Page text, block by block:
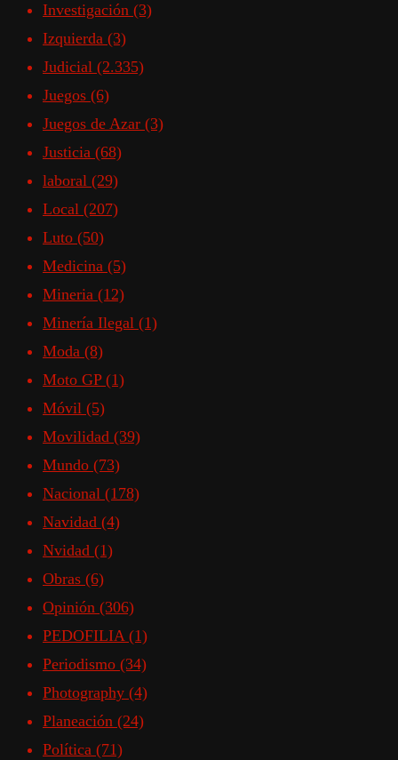
Investigación (3)
Izquierda (3)
Judicial (2.335)
Juegos (6)
Juegos de Azar (3)
Justicia (68)
laboral (29)
Local (207)
Luto (50)
Medicina (5)
Mineria (12)
Minería Ilegal (1)
Moda (8)
Moto GP (1)
Móvil (5)
Movilidad (39)
Mundo (73)
Nacional (178)
Navidad (4)
Nvidad (1)
Obras (6)
Opinión (306)
PEDOFILIA (1)
Periodismo (34)
Photography (4)
Planeación (24)
Política (71)